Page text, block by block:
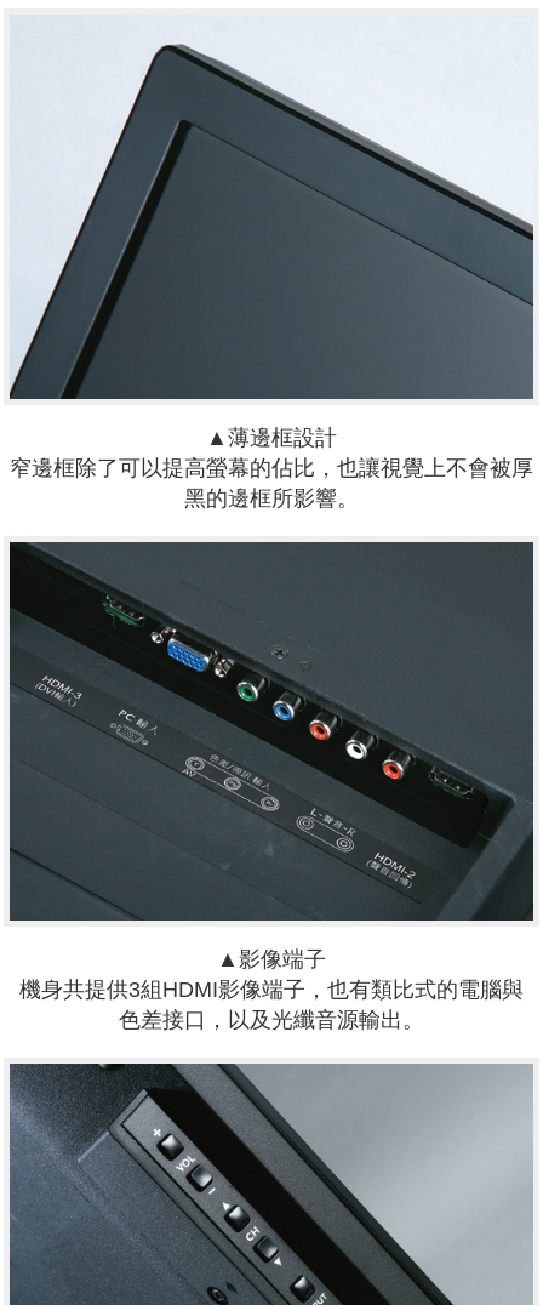
▲薄邊框設計
窄邊框除了可以提高螢幕的佔比，也讓視覺上不會被厚
黑的邊框所影響。
▲影像端子
機身共提供3組HDMI影像端子，也有類比式的電腦與
色差接口，以及光纖音源輸出。